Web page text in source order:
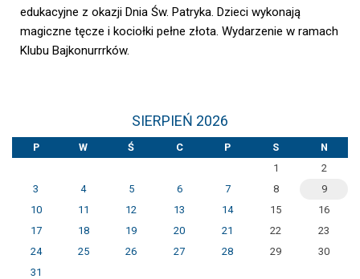
edukacyjne z okazji Dnia Św. Patryka. Dzieci wykonają
magiczne tęcze i kociołki pełne złota. Wydarzenie w ramach
Klubu Bajkonurrrków.
SIERPIEŃ 2026
P W Ś C P S
N
1
2
3
4 5 6 7 8
9
10
11 12 13 14 15
16
17
18 19 20 21 22
23
24
25 26 27 28 29
30
31